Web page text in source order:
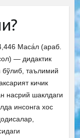
Маса́л (араб.
— дидактик
бўлиб, таълимий
кичик
насрий шаклдаги
инсонга хос